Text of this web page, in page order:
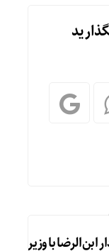
با وزیر